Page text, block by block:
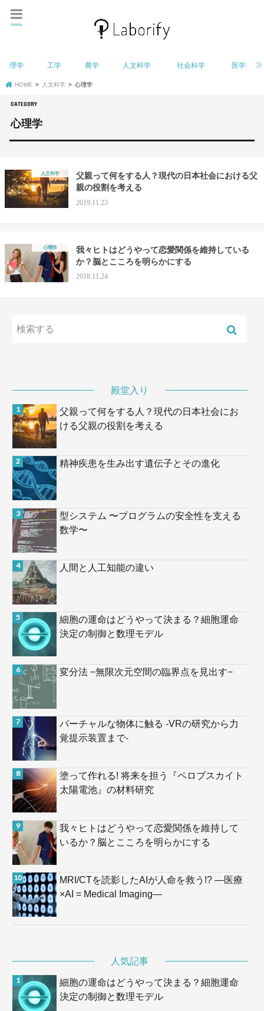
menu
理学 工学 農学 人文科学 社会科学 医学
HOME 人文科学 心理学
心理学
人文科学
父親って何をする人？現代の日本社会における父
親の役割を考える
2019.11.23
心理学
我々ヒトはどうやって恋愛関係を維持している
か？脳とこころを明らかにする
2018.11.24
殿堂入り
父親って何をする人？現代の日本社会にお
ける父親の役割を考える
精神疾患を生み出す遺伝子とその進化
型システム 〜プログラムの安全性を支える
数学〜
人間と人工知能の違い
細胞の運命はどうやって決まる？細胞運命
決定の制御と数理モデル
変分法 −無限次元空間の臨界点を見出す−
バーチャルな物体に触る -VRの研究から力
覚提示装置まで-
塗って作れる! 将来を担う『ペロブスカイト
太陽電池』の材料研究
我々ヒトはどうやって恋愛関係を維持して
いるか？脳とこころを明らかにする
MRI/CTを読影したAIが人命を救う!? —医療
×AI = Medical Imaging—
人気記事
細胞の運命はどうやって決まる？細胞運命
決定の制御と数理モデル